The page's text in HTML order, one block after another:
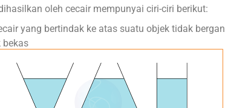
oleh cecair mempunyai ciri-ciri berikut:
yang bertindak ke atas suatu objek tidak
bekas